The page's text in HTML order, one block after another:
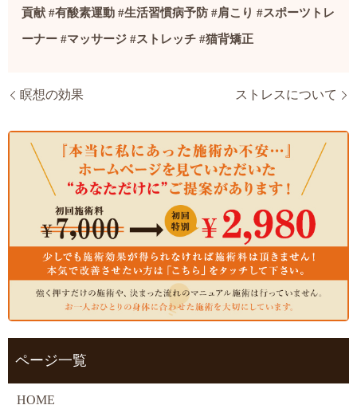
貢献 #有酸素運動 #生活習慣病予防 #肩こり #スポーツトレ
ーナー #マッサージ #ストレッチ #猫背矯正
瞑想の効果 ストレスについて
ページ一覧
HOME